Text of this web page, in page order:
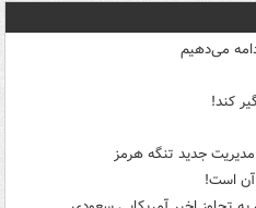
می‌دهیم
کند!
جدید تنگه هرمز
آن است!